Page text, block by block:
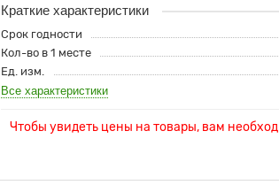
Краткие характеристики
Срок годности
Кол-во в 1 месте
Ед. изм.
Все характеристики
Чтобы увидеть цены на товары, вам